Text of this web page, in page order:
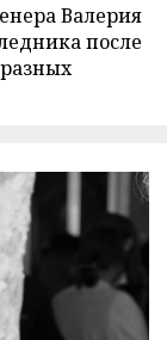
Валерия
после